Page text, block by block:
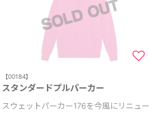
【00184】
スタンダードプルパーカー
スウェットパーカー176を今風にリニュ